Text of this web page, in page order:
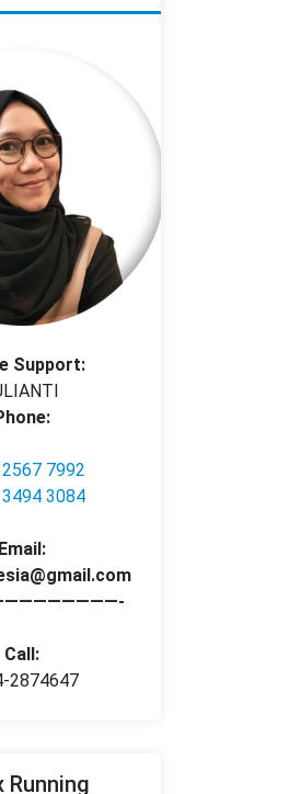
Support:
7992
3084
Email:
Call:
2874647
Running